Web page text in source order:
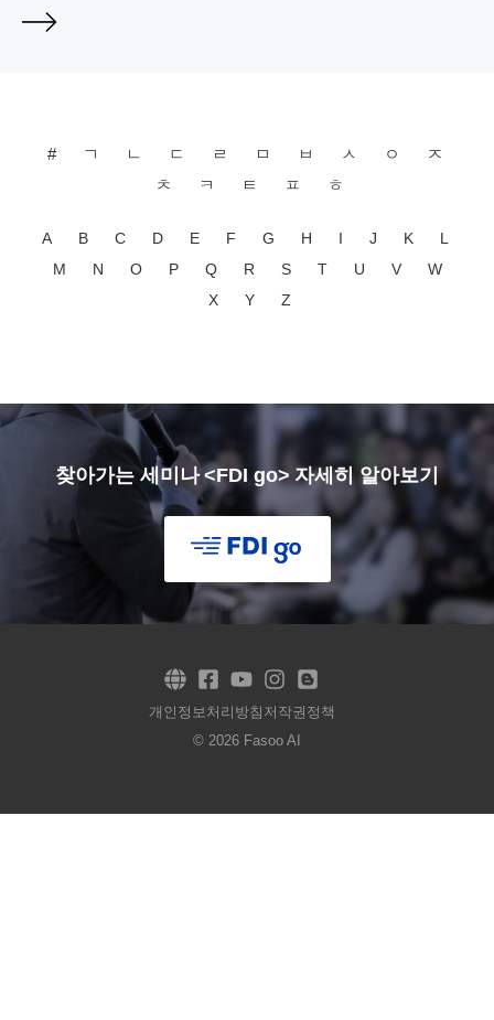
# ㄱ ㄴ ㄷ ㄹ ㅁ ㅂ ㅅ ㅇ
ㅈ
ㅊ
ㅋ ㅌ ㅍ ㅎ
A B C D E F G H I J K
L
M
N O P Q R S T U V
W
X
Y Z
찾아가는 세미나 <FDI go> 자세히 알아보기
개인정보처리방침 저작권정책
© 2026 Fasoo AI